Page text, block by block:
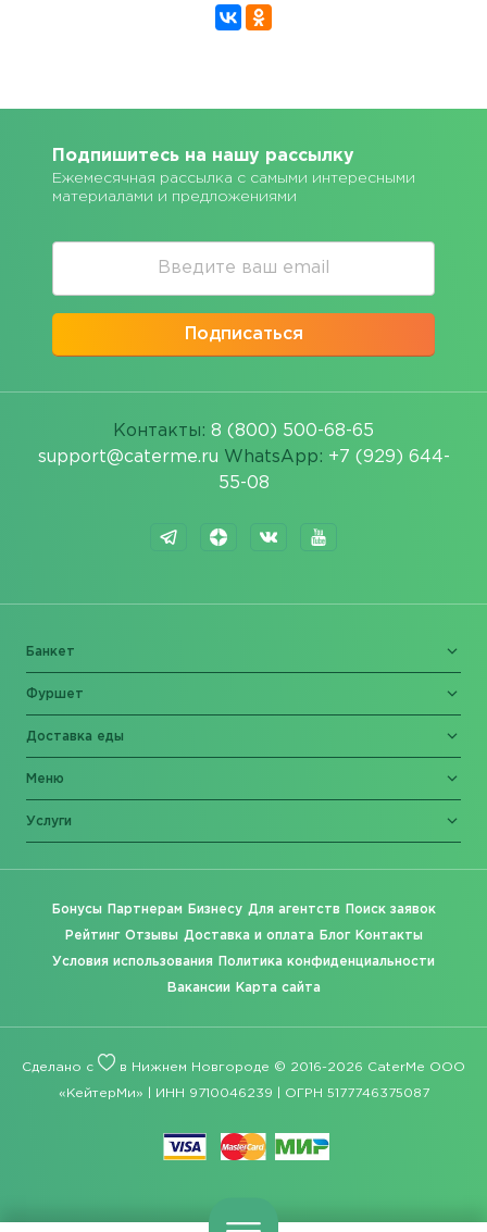
Подпишитесь на нашу рассылку
Ежемесячная рассылка с самыми интересными
материалами и предложениями
Подписаться
Контакты: 8 (800) 500-68-65
support@caterme.ru WhatsApp: +7 (929) 644-
55-08
Банкет
Фуршет
Доставка еды
Меню
Услуги
Бонусы Партнерам Бизнесу Для агентств Поиск заявок
Рейтинг Отзывы Доставка и оплата Блог Контакты
Условия использования Политика конфиденциальности
Вакансии Карта сайта
Сделано с в Нижнем Новгороде © 2016-2026 CaterMe ООО
«КейтерМи» | ИНН 9710046239 | ОГРН 5177746375087